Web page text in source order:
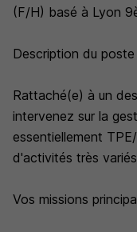
(F/H) basé à Lyon
Description du poste
Rattaché(e) à un
intervenez sur la
essentiellement
d'activités très
Vos missions